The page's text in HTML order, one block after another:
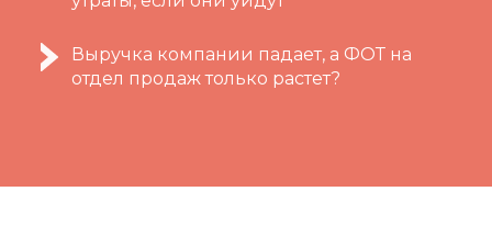
Выручка компании падает, а ФОТ на
отдел продаж только растет?